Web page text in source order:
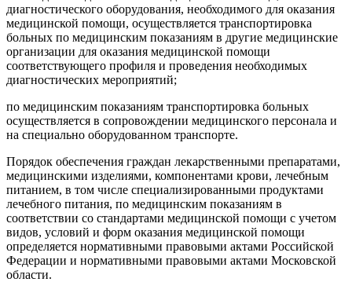
диагностического оборудования, необходимого для оказания
медицинской помощи, осуществляется транспортировка
больных по медицинским показаниям в другие медицинские
организации для оказания медицинской помощи
соответствующего профиля и проведения необходимых
диагностических мероприятий;
по медицинским показаниям транспортировка больных
осуществляется в сопровождении медицинского персонала и
на специально оборудованном транспорте.
Порядок обеспечения граждан лекарственными препаратами,
медицинскими изделиями, компонентами крови, лечебным
питанием, в том числе специализированными продуктами
лечебного питания, по медицинским показаниям в
соответствии со стандартами медицинской помощи с учетом
видов, условий и форм оказания медицинской помощи
определяется нормативными правовыми актами Российской
Федерации и нормативными правовыми актами Московской
области.